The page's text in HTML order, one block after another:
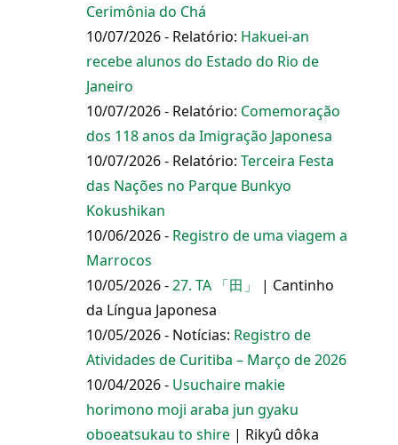
Cerimônia do Chá
10/07/2026 - Relatório: Hakuei-an
recebe alunos do Estado do Rio de
Janeiro
10/07/2026 - Relatório: Comemoração
dos 118 anos da Imigração Japonesa
10/07/2026 - Relatório: Terceira Festa
das Nações no Parque Bunkyo
Kokushikan
10/06/2026 - Registro de uma viagem a
Marrocos
10/05/2026 -27. TA 「田」
| Cantinho
da Língua Japonesa
10/05/2026 - Notícias: Registro de
Atividades de Curitiba – Março de 2026
10/04/2026 - Usuchaire makie
horimono moji araba jun gyaku
oboeatsukau to shire | Rikyû dôka